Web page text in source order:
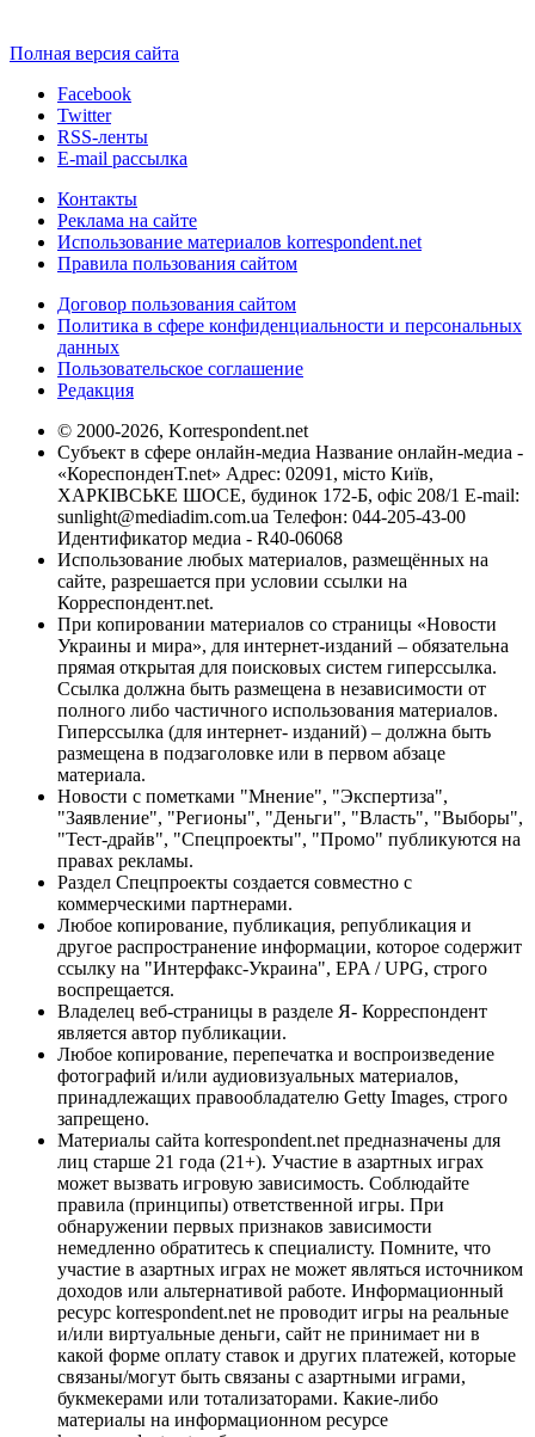
Полная версия сайта
Facebook
Twitter
RSS-ленты
E-mail рассылка
Контакты
Реклама на сайте
Использование материалов korrespondent.net
Правила пользования сайтом
Договор пользования сайтом
Политика в сфере конфиденциальности и персональных
данных
Пользовательское соглашение
Редакция
© 2000-2026, Korrespondent.net
Субъект в сфере онлайн-медиа Название онлайн-медиа -
«КореспонденТ.net» Адрес: 02091, місто Київ,
ХАРКІВСЬКЕ ШОСЕ, будинок 172-Б, офіс 208/1 E-mail:
sunlight@mediadim.com.ua Телефон: 044-205-43-00
Идентификатор медиа - R40-06068
Использование любых материалов, размещённых на
сайте, разрешается при условии ссылки на
Корреспондент.net.
При копировании материалов со страницы «Новости
Украины и мира», для интернет-изданий – обязательна
прямая открытая для поисковых систем гиперссылка.
Ссылка должна быть размещена в независимости от
полного либо частичного использования материалов.
Гиперссылка (для интернет- изданий) – должна быть
размещена в подзаголовке или в первом абзаце
материала.
Новости с пометками "Мнение", "Экспертиза",
"Заявление", "Регионы", "Деньги", "Власть", "Выборы",
"Тест-драйв", "Спецпроекты", "Промо" публикуются на
правах рекламы.
Раздел Спецпроекты создается совместно с
коммерческими партнерами.
Любое копирование, публикация, републикация и
другое распространение информации, которое содержит
ссылку на "Интерфакс-Украина", EPA / UPG, строго
воспрещается.
Владелец веб-страницы в разделе Я- Корреспондент
является автор публикации.
Любое копирование, перепечатка и воспроизведение
фотографий и/или аудиовизуальных материалов,
принадлежащих правообладателю Getty Images, строго
запрещено.
Материалы сайта korrespondent.net предназначены для
лиц старше 21 года (21+). Участие в азартных играх
может вызвать игровую зависимость. Соблюдайте
правила (принципы) ответственной игры. При
обнаружении первых признаков зависимости
немедленно обратитесь к специалисту. Помните, что
участие в азартных играх не может являться источником
доходов или альтернативой работе. Информационный
ресурс korrespondent.net не проводит игры на реальные
и/или виртуальные деньги, сайт не принимает ни в
какой форме оплату ставок и других платежей, которые
связаны/могут быть связаны с азартными играми,
букмекерами или тотализаторами. Какие-либо
материалы на информационном ресурсе